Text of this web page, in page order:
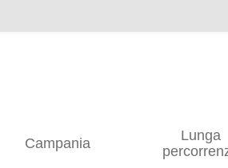
Campania
Lunga